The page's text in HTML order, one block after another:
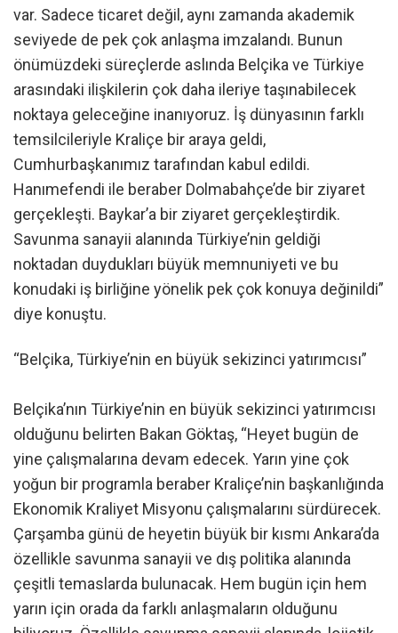
var. Sadece ticaret değil, aynı zamanda akademik
seviyede de pek çok anlaşma imzalandı. Bunun
önümüzdeki süreçlerde aslında Belçika ve Türkiye
arasındaki ilişkilerin çok daha ileriye taşınabilecek
noktaya geleceğine inanıyoruz. İş dünyasının farklı
temsilcileriyle Kraliçe bir araya geldi,
Cumhurbaşkanımız tarafından kabul edildi.
Hanımefendi ile beraber Dolmabahçe’de bir ziyaret
gerçekleşti. Baykar’a bir ziyaret gerçekleştirdik.
Savunma sanayii alanında Türkiye’nin geldiği
noktadan duydukları büyük memnuniyeti ve bu
konudaki iş birliğine yönelik pek çok konuya değinildi”
diye konuştu.
“Belçika, Türkiye’nin en büyük sekizinci yatırımcısı”
Belçika’nın Türkiye’nin en büyük sekizinci yatırımcısı
olduğunu belirten Bakan Göktaş, “Heyet bugün de
yine çalışmalarına devam edecek. Yarın yine çok
yoğun bir programla beraber Kraliçe’nin başkanlığında
Ekonomik Kraliyet Misyonu çalışmalarını sürdürecek.
Çarşamba günü de heyetin büyük bir kısmı Ankara’da
özellikle savunma sanayii ve dış politika alanında
çeşitli temaslarda bulunacak. Hem bugün için hem
yarın için orada da farklı anlaşmaların olduğunu